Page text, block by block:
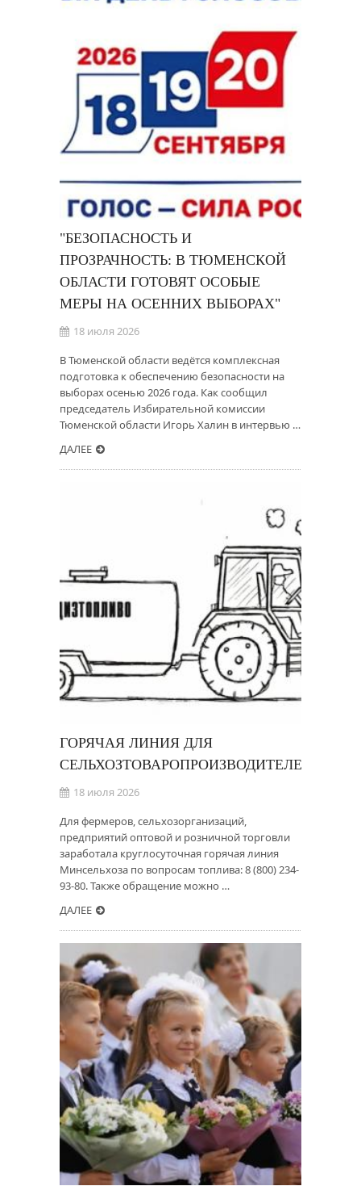
"БЕЗОПАСНОСТЬ И
ПРОЗРАЧНОСТЬ: В ТЮМЕНСКОЙ
ОБЛАСТИ ГОТОВЯТ ОСОБЫЕ
МЕРЫ НА ОСЕННИХ ВЫБОРАХ"
18 июля 2026
В Тюменской области ведётся комплексная
подготовка к обеспечению безопасности на
выборах осенью 2026 года. Как сообщил
председатель Избирательной комиссии
Тюменской области Игорь Халин в интервью …
ДАЛЕЕ
ГОРЯЧАЯ ЛИНИЯ ДЛЯ
СЕЛЬХОЗТОВАРОПРОИЗВОДИТЕЛЕЙ
18 июля 2026
Для фермеров, сельхозорганизаций,
предприятий оптовой и розничной торговли
заработала круглосуточная горячая линия
Минсельхоза по вопросам топлива: 8 (800) 234-
93-80. Также обращение можно …
ДАЛЕЕ